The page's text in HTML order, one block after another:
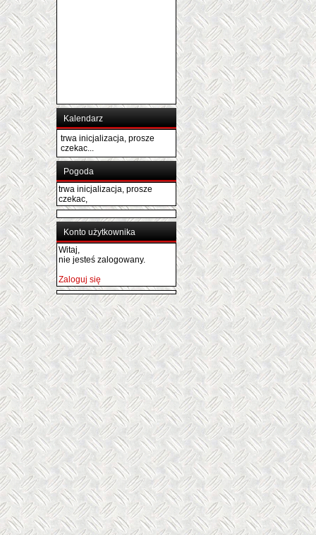
Kalendarz
trwa inicjalizacja, prosze
czekac...
Pogoda
trwa inicjalizacja, prosze
czekac,
Konto użytkownika
Witaj,
nie jesteś zalogowany.
Zaloguj się